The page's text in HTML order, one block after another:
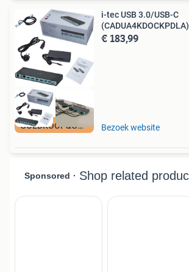
GOEDKOOP&GARANTIE
i-tec USB 3.0/USB-C
(CADUA4KDOCKPDLA)
€ 183,99
Bezoek website